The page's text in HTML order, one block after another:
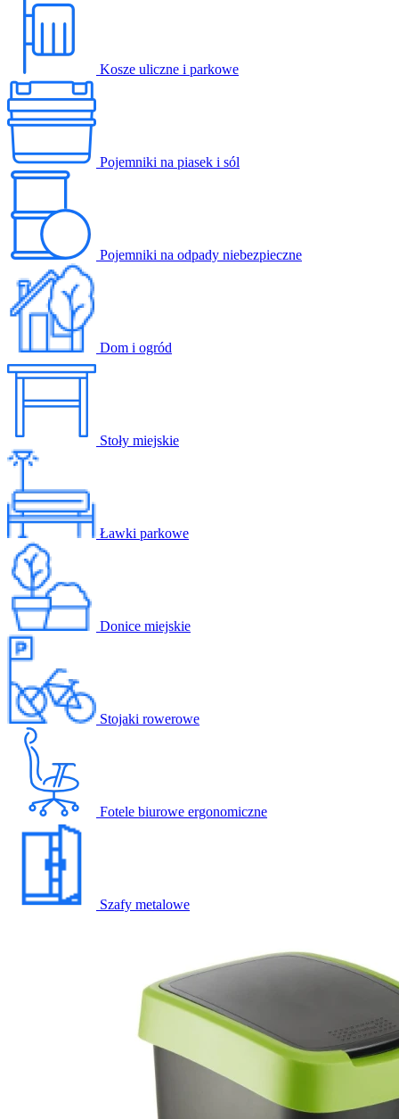
Kosze uliczne i parkowe
Pojemniki na piasek i sól
Pojemniki na odpady niebezpieczne
Dom i ogród
Stoły miejskie
Ławki parkowe
Donice miejskie
Stojaki rowerowe
Fotele biurowe ergonomiczne
Szafy metalowe